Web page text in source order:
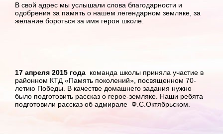
В свой адрес мы услышали слова благодарности и
одобрения за память о нашем легендарном земляке, за
желание бороться за имя героя школе.
17 апреля 2015 года команда школы приняла участие в
районном КТД «Память поколений», посвященном 70-
летию Победы. В качестве домашнего задания нужно
было подготовить рассказ о герое-земляке. Наши ребята
подготовили рассказ об адмирале Ф.С.Октябрьском.